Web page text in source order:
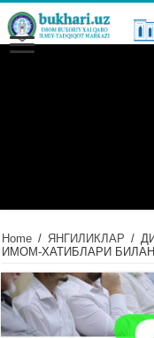
Home / ЯНГИЛИКЛАР /
ИМОМ-ХАТИБЛАРИ